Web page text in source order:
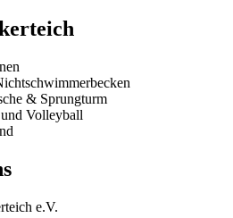
& Sprungturm
Volleyball
e.V.